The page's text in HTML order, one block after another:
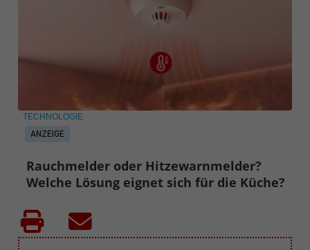
ANZEIGE
TECHNOLOGIE
Rauchmelder oder Hitzewarnmelder?
Welche Lösung eignet sich für die Küche?